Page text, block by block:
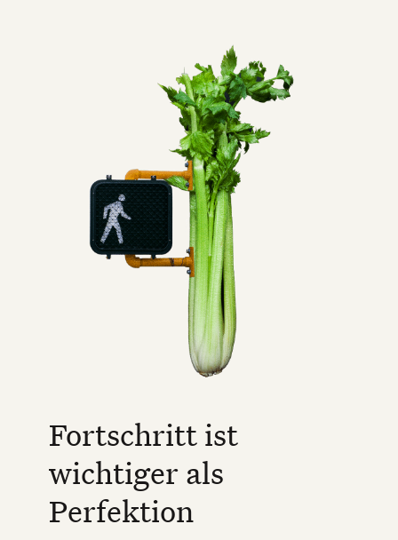
Fortschritt ist
wichtiger als
Perfektion